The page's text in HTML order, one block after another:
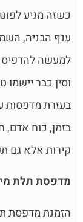
כשזה מגיע
ענף הבניה,
למעשה להדפיס
וסין כבר יישמו
בעזרת
בזמן, כוח אדם,
קירות אלא גם
מדפסת תלת
הזמנת מדפסת